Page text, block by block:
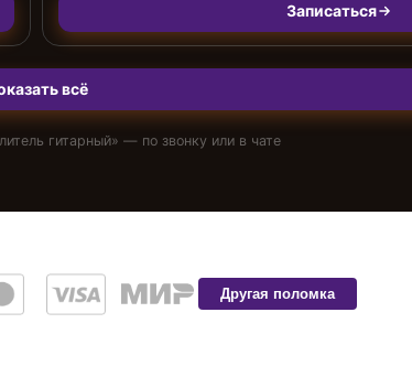
Записаться
всё
гитарный» — по звонку или в чате
Другая поломка